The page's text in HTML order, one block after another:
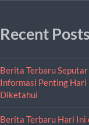
Recent Posts
Berita Terbaru
Informasi Penting Hari
Diketahui
Berita Terbaru Hari Ini